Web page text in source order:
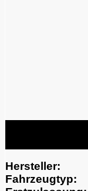
Hersteller:
Fahrzeugtyp: